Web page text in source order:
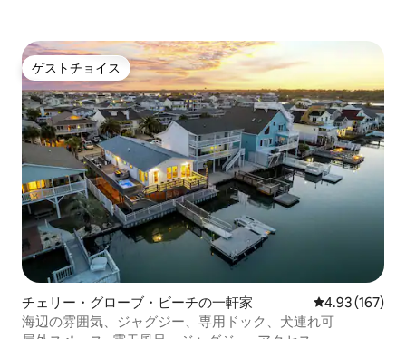
ゲストチョイス
ゲストチョイス
チェリー・グローブ・ビーチの一軒家 レビュー167
4.93 (167)
海辺の雰囲気、ジャグジー、専用ドック、犬連れ可